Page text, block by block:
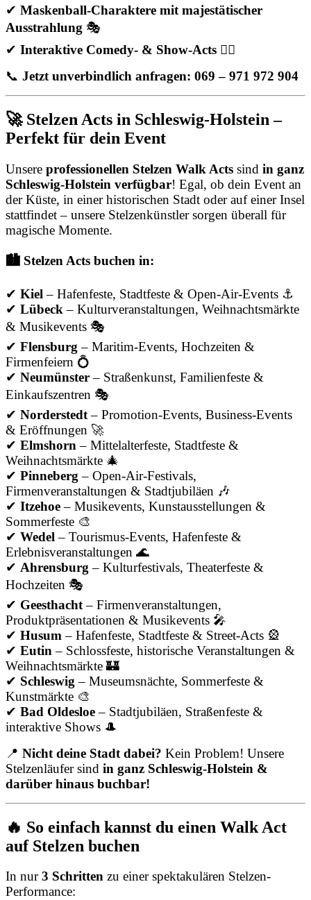
✔ Maskenball-Charaktere mit majestätischer
Ausstrahlung 🎭
✔ Interaktive Comedy- & Show-Acts 🤹‍♂️
📞 Jetzt unverbindlich anfragen: 069 – 971 972 904
🚀 Stelzen Acts in Schleswig-Holstein –
Perfekt für dein Event
Unsere professionellen Stelzen Walk Acts sind in ganz
Schleswig-Holstein verfügbar! Egal, ob dein Event an
der Küste, in einer historischen Stadt oder auf einer Insel
stattfindet – unsere Stelzenkünstler sorgen überall für
magische Momente.
🏙️ Stelzen Acts buchen in:
✔ Kiel – Hafenfeste, Stadtfeste & Open-Air-Events ⚓
✔ Lübeck – Kulturveranstaltungen, Weihnachtsmärkte
& Musikevents 🎭
✔ Flensburg – Maritim-Events, Hochzeiten &
Firmenfeiern 💍
✔ Neumünster– Straßenkunst, Familienfeste &
Einkaufszentren 🎭
✔ Norderstedt– Promotion-Events, Business-Events
& Eröffnungen 🚀
✔ Elmshorn – Mittelalterfeste, Stadtfeste &
Weihnachtsmärkte 🎄
✔ Pinneberg – Open-Air-Festivals,
Firmenveranstaltungen & Stadtjubiläen 🎶
✔ Itzehoe– Musikevents, Kunstausstellungen &
Sommerfeste 🎨
✔ Wedel – Tourismus-Events, Hafenfeste &
Erlebnisveranstaltungen 🌊
✔ Ahrensburg – Kulturfestivals, Theaterfeste &
Hochzeiten 🎭
✔ Geesthacht– Firmenveranstaltungen,
Produktpräsentationen & Musikevents 🎤
✔ Husum – Hafenfeste, Stadtfeste & Street-Acts 🎡
✔ Eutin – Schlossfeste, historische Veranstaltungen &
Weihnachtsmärkte 🏰
✔ Schleswig – Museumsnächte, Sommerfeste &
Kunstmärkte 🎨
✔ Bad Oldesloe– Stadtjubiläen, Straßenfeste &
interaktive Shows 🎩
📍 Nicht deine Stadt dabei? Kein Problem! Unsere
Stelzenläufer sind in ganz Schleswig-Holstein &
darüber hinaus buchbar!
🔥 So einfach kannst du einen Walk Act
auf Stelzen buchen
In nur3 Schritten zu einer spektakulären Stelzen-
Performance: